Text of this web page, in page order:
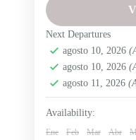
Tour Salinerito a
Cristóbal e Isabela.
Ecuador,
Fácil
1 Person
Next Departures
agosto 10, 2026
agosto 10, 2026
agosto 11, 2026
Availability:
Ene Feb Mar Abr